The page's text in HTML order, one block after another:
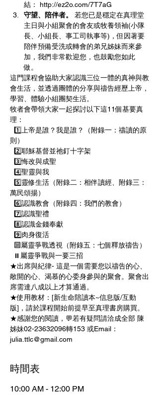
結： http://ez2o.com/7T7aG
守望、陪伴者。
若您已是穩定在真理堂
主日與小組聚會的會友或牧養領袖(小隊
長、小組長、事工司執事等)，但因著要
陪伴預備受洗或轉會的弟兄姊妹而來參
加，我們非常歡迎您，也鼓勵您如此
做。
這門課程會協助大家認識三位一體的真神與教
會生活，並透過團體的分享與禱告經歷上帝，
學習、體驗小組團契生活。
牧者會帶領大家一起探討以下這11個基要真
理：
1️⃣上帝是誰？我是誰？（附錄一：禱讀的原
則）
2️⃣耶穌基督並祂釘十字架
3️⃣悔改與成聖
4️⃣聖靈與我
5️⃣靈修生活（附錄二：相伴讀經、附錄三：
萬民頌揚）
6️⃣認識教會（附錄四：我們的教會）
7️⃣認識聖禮
8️⃣認識金錢奉獻
9️⃣肉身復活
🔟屬靈爭戰透視（附錄五：七個釋放禱告）
⏸屬靈爭戰與一要三招
★出席與紀律- 這是一個需要您以禱告的心、
敞開的心、渴慕的心委身參與的聚會。聚會出
席需達八成以上才算通過。
★使用教材：[新生命陪讀本~信息版/互動
版]，請於課程開始前提早至真理書房購買。
★感謝您的閱讀，💬若有疑問請洽成全部 陳
姊妹02-23632096轉153 或Email：
julia.ttlc@gmail.com
時間表
10:00 AM - 12:00 PM